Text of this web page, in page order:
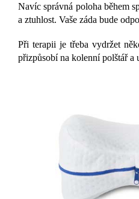
Navíc správná poloha během
a ztuhlost. Vaše záda bude
Při terapii je třeba vydržet
přizpůsobí na kolenní polštář a